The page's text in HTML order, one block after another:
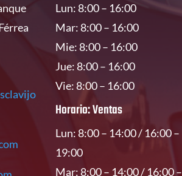
Lun: 8:00 – 16:00
Mar: 8:00 – 16:00
Mie: 8:00 – 16:00
Jue: 8:00 – 16:00
Vie: 8:00 – 16:00
Horario: Ventas
Lun: 8:00 – 14:00 / 16:00 –
19:00
Mar: 8:00 – 14:00 / 16:00 –